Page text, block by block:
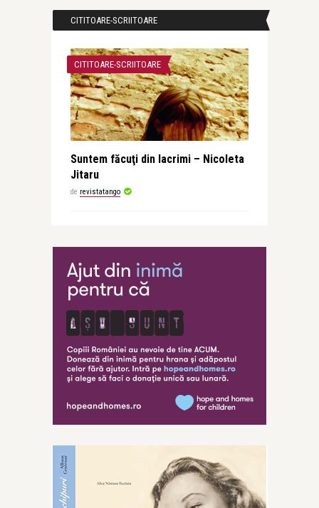
CITITOARE-SCRIITOARE
CITITOARE-SCRIITOARE
Suntem făcuţi din lacrimi – Nicoleta
Jitaru
de revistatango